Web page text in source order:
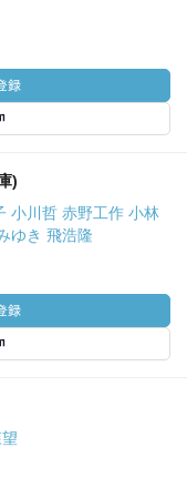
)
小川哲 赤野工作 小林
ゆき 飛浩隆